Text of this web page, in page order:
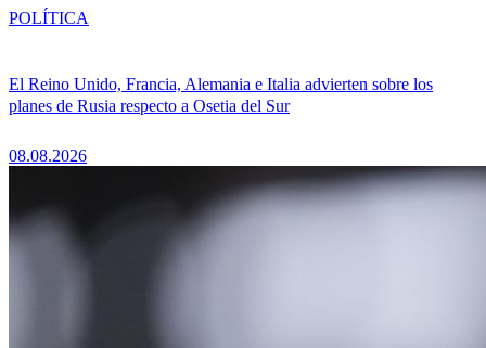
El Reino Unido, Francia, Alemania e Italia advierten sobre los
planes de Rusia respecto a Osetia del Sur
08.08.2026
POLÍTICA